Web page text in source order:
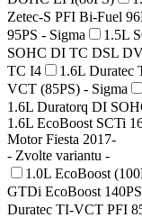
Zetec-S PFI Bi-Fuel
95PS - Sigma
1.5L
SOHC DI TC DSL
TC I4
1.6L Duratec
VCT (85PS) - Sigma
1.6L Duratorq DI
1.6L EcoBoost SCTi
Motor Fiesta 2017-
- Zvolte variantu -
1.0L EcoBoost
GTDi EcoBoost 140PS
Duratec TI-VCT PFI